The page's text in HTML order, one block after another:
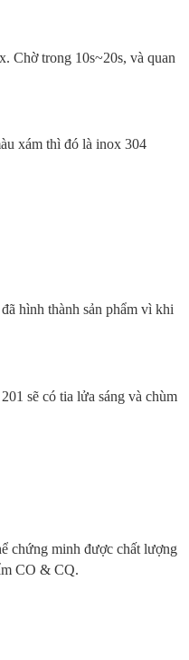
Chờ trong 10s~20s, và quan
xám thì đó là inox 304
hình thành sản phẩm vì khi
sẽ có tia lửa sáng và chùm
chứng minh được chất lượng
CO & CQ.